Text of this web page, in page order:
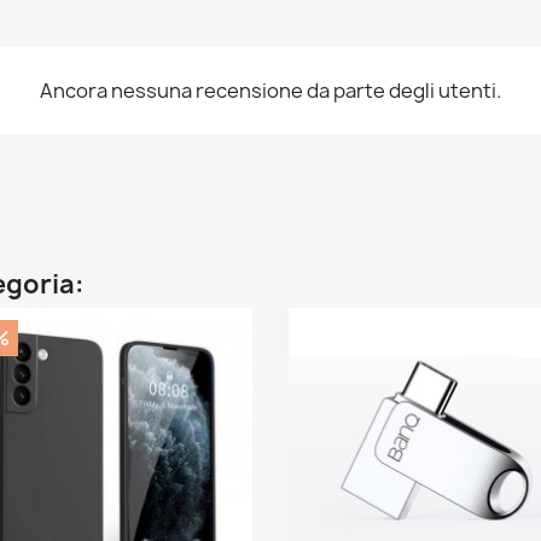
Ancora nessuna recensione da parte degli utenti.